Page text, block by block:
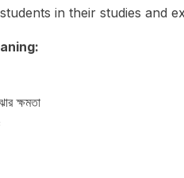
in their studies and
ক্ষমতা